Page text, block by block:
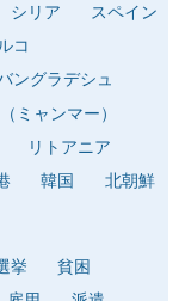
シリア
スペイン
コ
ングラデシュ
ミャンマー）
リトアニア
韓国 北朝鮮
挙
貧困